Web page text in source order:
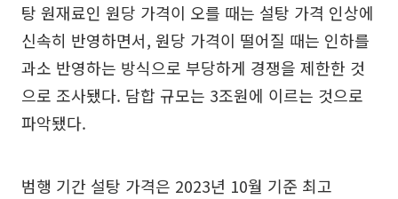
탕 원재료인 원당 가격이 오를 때는 설탕 가격 인상에
신속히 반영하면서, 원당 가격이 떨어질 때는 인하를
과소 반영하는 방식으로 부당하게 경쟁을 제한한 것
으로 조사됐다. 담합 규모는 3조원에 이르는 것으로
파악됐다.
범행 기간 설탕 가격은 2023년 10월 기준 최고